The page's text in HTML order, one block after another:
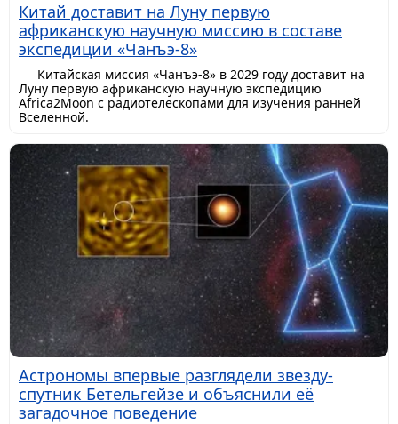
Китай доставит на Луну первую
африканскую научную миссию в составе
экспедиции «Чанъэ-8»
Китайская миссия «Чанъэ-8» в 2029 году доставит на
Луну первую африканскую научную экспедицию
Africa2Moon с радиотелескопами для изучения ранней
Вселенной.
Астрономы впервые разглядели звезду-
спутник Бетельгейзе и объяснили её
загадочное поведение